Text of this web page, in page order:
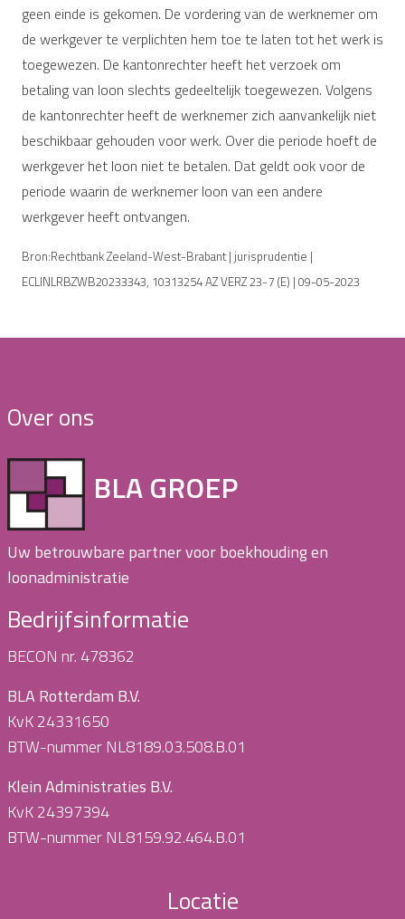
geen einde is gekomen. De vordering van de werknemer om
de werkgever te verplichten hem toe te laten tot het werk is
toegewezen. De kantonrechter heeft het verzoek om
betaling van loon slechts gedeeltelijk toegewezen. Volgens
de kantonrechter heeft de werknemer zich aanvankelijk niet
beschikbaar gehouden voor werk. Over die periode hoeft de
werkgever het loon niet te betalen. Dat geldt ook voor de
periode waarin de werknemer loon van een andere
werkgever heeft ontvangen.
Bron:Rechtbank Zeeland-West-Brabant | jurisprudentie |
ECLINLRBZWB20233343, 10313254 AZ VERZ 23-7 (E) | 09-05-2023
Over ons
BLA GROEP
Uw betrouwbare partner voor boekhouding en
loonadministratie
Bedrijfsinformatie
BECON nr. 478362
BLA Rotterdam B.V.
KvK 24331650
BTW-nummer NL8189.03.508.B.01
Klein Administraties B.V.
KvK 24397394
BTW-nummer NL8159.92.464.B.01
Locatie